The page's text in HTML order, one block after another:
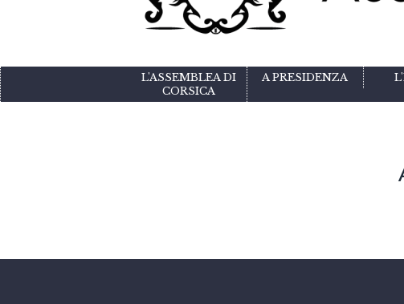
L'ASSEMBLEA DI
CORSICA
A PRESIDENZA